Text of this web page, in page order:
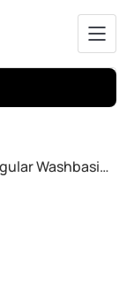
Geberit VariForm Countertop Rectangular Washbasin with Tap Hole Bench 500.740.01